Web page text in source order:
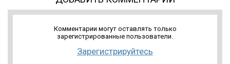
Комментарии могут оставлять только
зарегистрированные пользователи.
Зарегистрируйтесь